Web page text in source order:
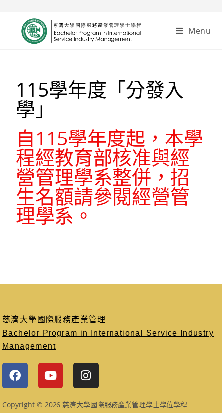
Menu
115學年度「分發入
學」
自115學年度起，本學
程經教育部核准與經
營管理學系整併，招
生名額請參閱經營管
理學系。
慈濟大學國際服務產業管理
Bachelor Program in International Service Industry
Management
Copyright © 2026 慈濟大學國際服務產業管理學士學位學程